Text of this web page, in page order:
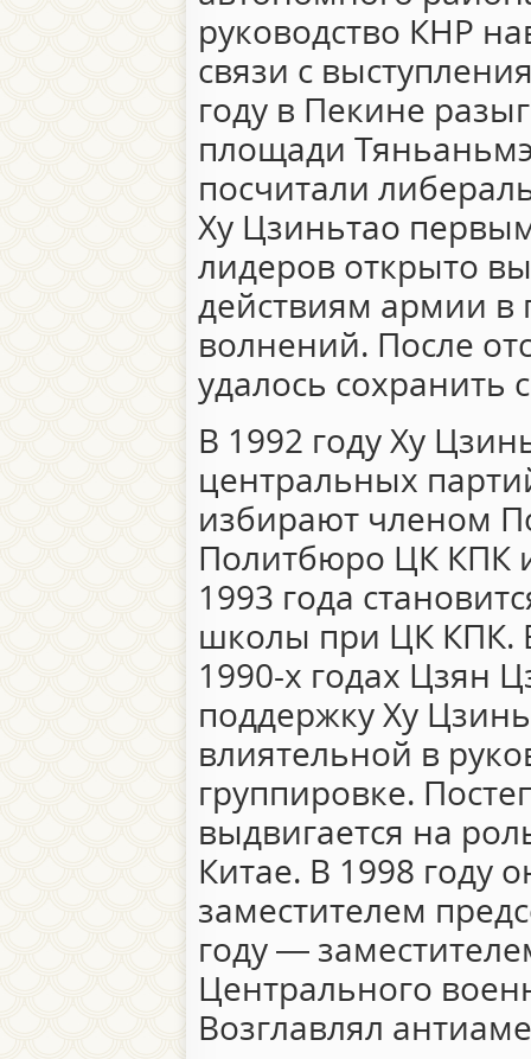
руководство КНР
связи с
году в Пекине
площади
посчитали
Ху Цзиньтао
лидеров открыто
действиям армии в
волнений. После
удалось сохранить
В 1992 году Ху
центральных
избирают членом
Политбюро ЦК КПК
1993 года
школы при ЦК КПК.
1990-х годах Цзян
поддержку Ху
влиятельной в
группировке.
выдвигается на
Китае. В 1998 году
заместителем
году —
Центрального
Возглавлял